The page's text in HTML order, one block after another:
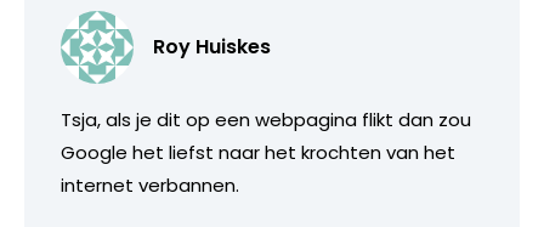
Roy Huiskes
Tsja, als je dit op een webpagina flikt dan zou
Google het liefst naar het krochten van het
internet verbannen.